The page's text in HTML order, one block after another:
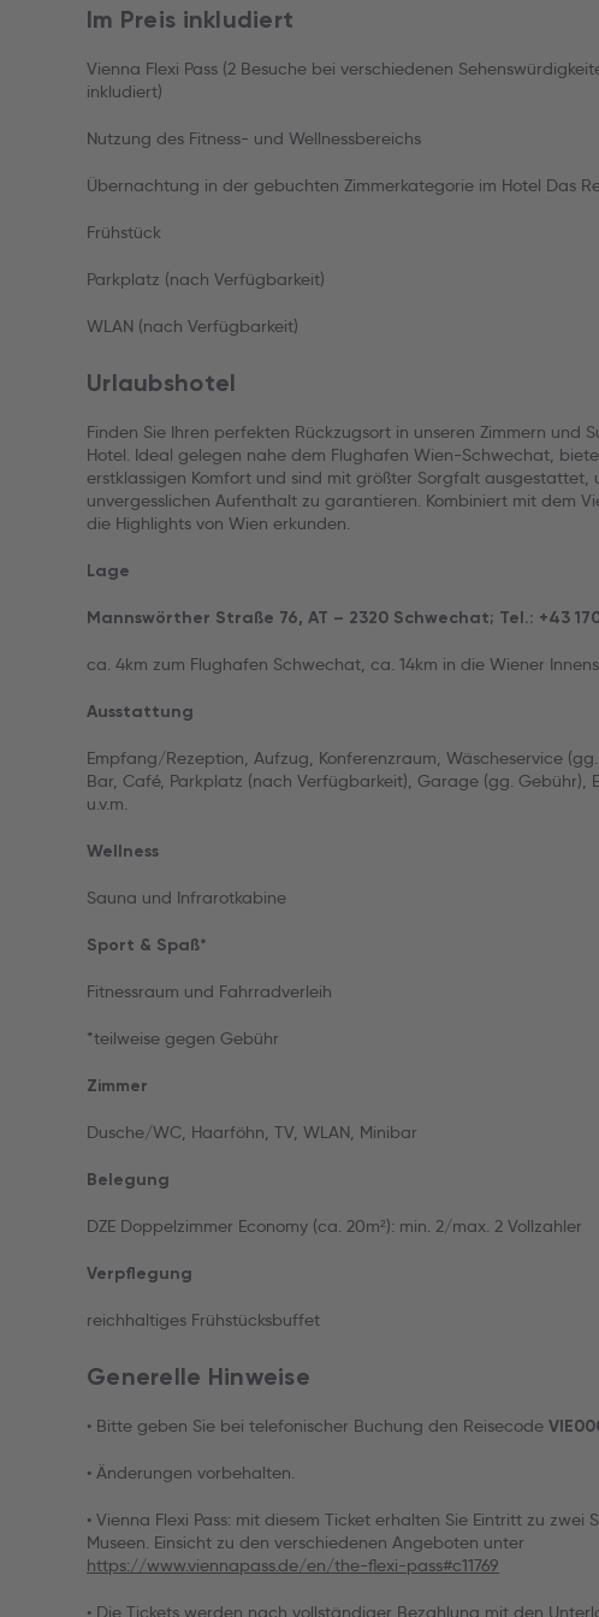
Im Preis inkludiert
Vienna Flexi Pass (2 Besuche bei verschiedenen
inkludiert)
Nutzung des Fitness- und Wellnessbereichs
Übernachtung in der gebuchten Zimmerkategorie im Hotel Das
Frühstück
Parkplatz (nach Verfügbarkeit)
WLAN (nach Verfügbarkeit)
Urlaubshotel
Finden Sie Ihren perfekten Rückzugsort in unseren Zimmern und
Hotel. Ideal gelegen nahe dem Flughafen Wien-Schwechat,
erstklassigen Komfort und sind mit größter Sorgfalt ausgestattet,
unvergesslichen Aufenthalt zu garantieren. Kombiniert mit dem
die Highlights von Wien erkunden.
Lage
Mannswörther Straße 76, AT – 2320 Schwechat; Tel.: +43
ca. 4km zum Flughafen Schwechat, ca. 14km in die Wiener
Ausstattung
Empfang/Rezeption, Aufzug, Konferenzraum, Wäscheservice
Bar, Café, Parkplatz (nach Verfügbarkeit), Garage (gg. Gebühr),
u.v.m.
Wellness
Sauna und Infrarotkabine
Sport & Spaß*
Fitnessraum und Fahrradverleih
*teilweise gegen Gebühr
Zimmer
Dusche/WC, Haarföhn, TV, WLAN, Minibar
Belegung
DZE Doppelzimmer Economy (ca. 20m²): min. 2/max. 2 Vollzahler
Verpflegung
reichhaltiges Frühstücksbuffet
Generelle Hinweise
• Bitte geben Sie bei telefonischer Buchung den Reisecode
• Änderungen vorbehalten.
• Vienna Flexi Pass: mit diesem Ticket erhalten Sie Eintritt zu zwei
Museen. Einsicht zu den verschiedenen Angeboten unter
https://www.viennapass.de/en/the-flexi-pass#c11769
• Die Tickets werden nach vollständiger Bezahlung mit den